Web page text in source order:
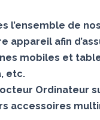
l’ensemble de
appareil afin
mobiles et
etc.
Ordinateur
accessoires